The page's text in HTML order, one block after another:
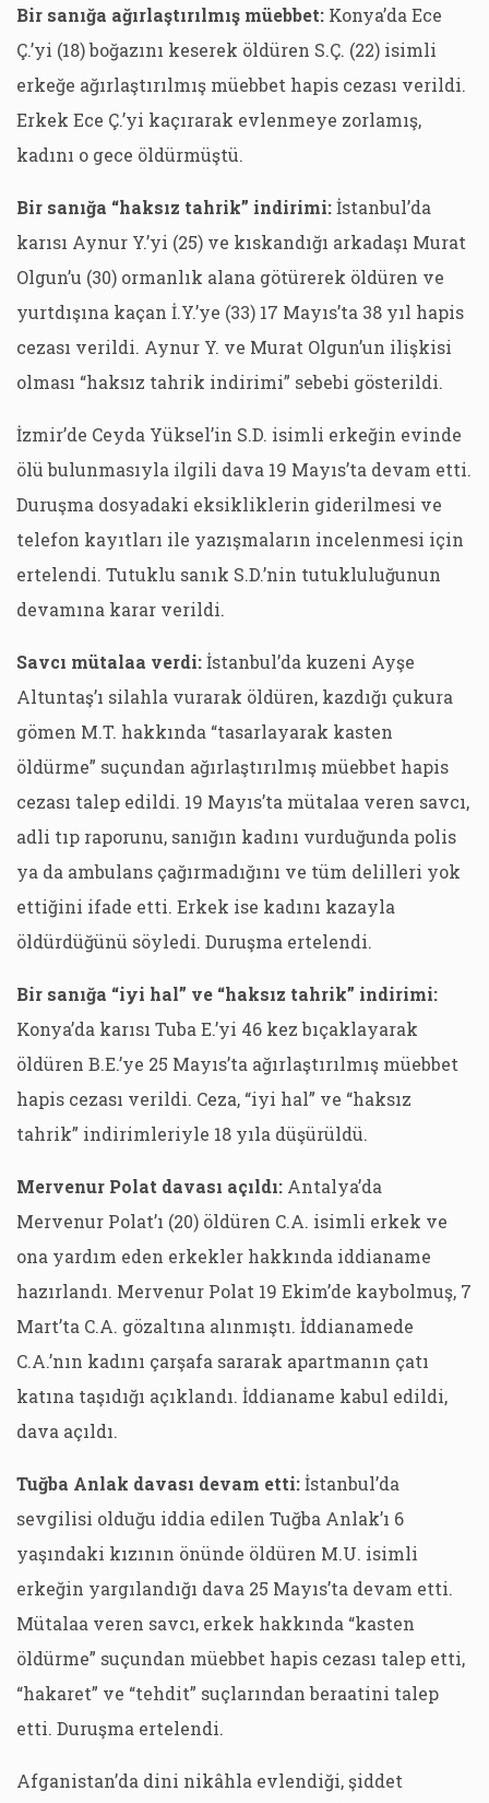
Bir sanığa ağırlaştırılmış müebbet: Konya’da Ece
Ç.’yi (18) boğazını keserek öldüren S.Ç. (22) isimli
erkeğe ağırlaştırılmış müebbet hapis cezası verildi.
Erkek Ece Ç.’yi kaçırarak evlenmeye zorlamış,
kadını o gece öldürmüştü.
Bir sanığa “haksız tahrik” indirimi:İstanbul’da
karısı Aynur Y.’yi (25) ve kıskandığı arkadaşı Murat
Olgun’u (30) ormanlık alana götürerek öldüren ve
yurtdışına kaçan İ.Y.’ye (33) 17 Mayıs’ta 38 yıl hapis
cezası verildi. Aynur Y. ve Murat Olgun’un ilişkisi
olması “haksız tahrik indirimi” sebebi gösterildi.
İzmir’de Ceyda Yüksel’in S.D. isimli erkeğin evinde
ölü bulunmasıyla ilgili dava 19 Mayıs’ta devam etti.
Duruşma dosyadaki eksikliklerin giderilmesi ve
telefon kayıtları ile yazışmaların incelenmesi için
ertelendi. Tutuklu sanık S.D.’nin tutukluluğunun
devamına karar verildi.
Savcı mütalaa verdi:İstanbul’da kuzeni Ayşe
Altuntaş’ı silahla vurarak öldüren, kazdığı çukura
gömen M.T. hakkında “tasarlayarak kasten
öldürme” suçundan ağırlaştırılmış müebbet hapis
cezası talep edildi. 19 Mayıs’ta mütalaa veren savcı,
adli tıp raporunu, sanığın kadını vurduğunda polis
ya da ambulans çağırmadığını ve tüm delilleri yok
ettiğini ifade etti. Erkek ise kadını kazayla
öldürdüğünü söyledi. Duruşma ertelendi.
Bir sanığa “iyi hal” ve “haksız tahrik” indirimi:
Konya’da karısı Tuba E.’yi 46 kez bıçaklayarak
öldüren B.E.’ye 25 Mayıs’ta ağırlaştırılmış müebbet
hapis cezası verildi. Ceza, “iyi hal” ve “haksız
tahrik” indirimleriyle 18 yıla düşürüldü.
Mervenur Polat davası açıldı: Antalya’da
Mervenur Polat’ı (20) öldüren C.A. isimli erkek ve
ona yardım eden erkekler hakkında iddianame
hazırlandı. Mervenur Polat 19 Ekim’de kaybolmuş, 7
Mart’ta C.A. gözaltına alınmıştı. İddianamede
C.A.’nın kadını çarşafa sararak apartmanın çatı
katına taşıdığı açıklandı. İddianame kabul edildi,
dava açıldı.
Tuğba Anlak davası devam etti:İstanbul’da
sevgilisi olduğu iddia edilen Tuğba Anlak’ı 6
yaşındaki kızının önünde öldüren M.U. isimli
erkeğin yargılandığı dava 25 Mayıs’ta devam etti.
Mütalaa veren savcı, erkek hakkında “kasten
öldürme” suçundan müebbet hapis cezası talep etti,
“hakaret” ve “tehdit” suçlarından beraatini talep
etti. Duruşma ertelendi.
Afganistan’da dini nikâhla evlendiği, şiddet